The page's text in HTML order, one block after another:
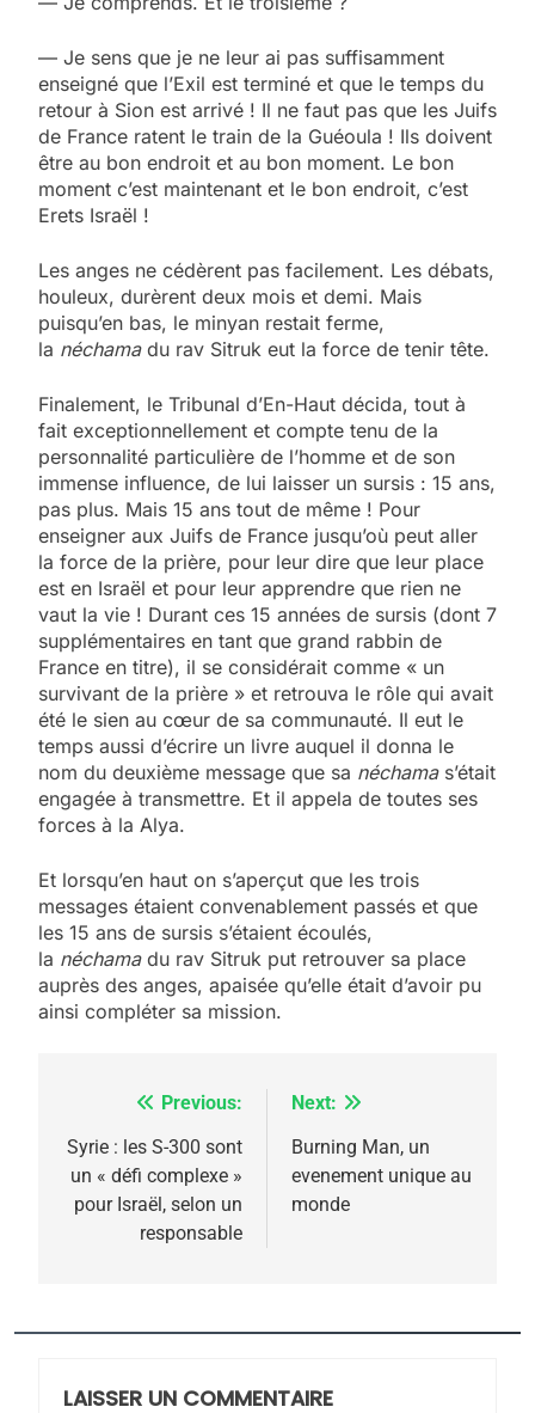
— Je sens que je ne leur ai pas suffisamment
enseigné que l’Exil est terminé et que le temps du
retour à Sion est arrivé ! Il ne faut pas que les Juifs
de France ratent le train de la Guéoula ! Ils doivent
être au bon endroit et au bon moment. Le bon
moment c’est maintenant et le bon endroit, c’est
Erets Israël !
Les anges ne cédèrent pas facilement. Les débats,
houleux, durèrent deux mois et demi. Mais
puisqu’en bas, le minyan restait ferme,
la néchamadu rav Sitruk eut la force de tenir tête.
Finalement, le Tribunal d’En-Haut décida, tout à
fait exceptionnellement et compte tenu de la
personnalité particulière de l’homme et de son
immense influence, de lui laisser un sursis : 15 ans,
pas plus. Mais 15 ans tout de même ! Pour
enseigner aux Juifs de France jusqu’où peut aller
la force de la prière, pour leur dire que leur place
est en Israël et pour leur apprendre que rien ne
vaut la vie ! Durant ces 15 années de sursis (dont 7
supplémentaires en tant que grand rabbin de
France en titre), il se considérait comme « un
survivant de la prière » et retrouva le rôle qui avait
été le sien au cœur de sa communauté. Il eut le
temps aussi d’écrire un livre auquel il donna le
nom du deuxième message que sa néchamas’était
engagée à transmettre. Et il appela de toutes ses
forces à la Alya.
Et lorsqu’en haut on s’aperçut que les trois
messages étaient convenablement passés et que
les 15 ans de sursis s’étaient écoulés,
la néchamadu rav Sitruk put retrouver sa place
auprès des anges, apaisée qu’elle était d’avoir pu
ainsi compléter sa mission.
Navigation
de
l’article
Previous:
Syrie : les S-300 sont
un « défi complexe »
pour Israël, selon un
responsable
Next:
Burning Man, un
evenement unique au
monde
LAISSER UN COMMENTAIRE
2025, l’année la plus
rapport d’ADL contre
FRANCE ISRAÉL